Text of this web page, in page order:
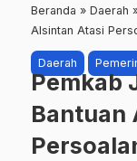
Beranda » Daerah
Alsintan Atasi
Daerah
Pemkab
Bantuan